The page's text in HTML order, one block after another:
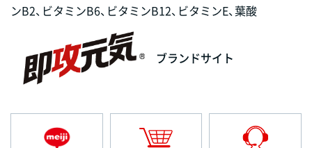
ンB2、ビタミンB6、ビタミンB12、ビタミンE、葉酸
ブランドサイト